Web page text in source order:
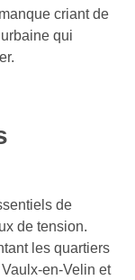
criant de
qui
de
de tension.
les quartiers
en-Velin et